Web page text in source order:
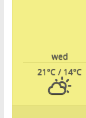
wed
21°C / 14°C